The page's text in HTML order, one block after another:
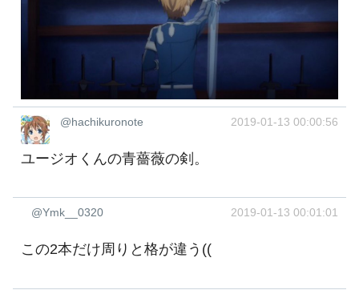
@hachikuronote 2019-01-13 00:00:56
ユージオくんの青薔薇の剣。
@Ymk__0320 2019-01-13 00:01:01
この2本だけ周りと格が違う((